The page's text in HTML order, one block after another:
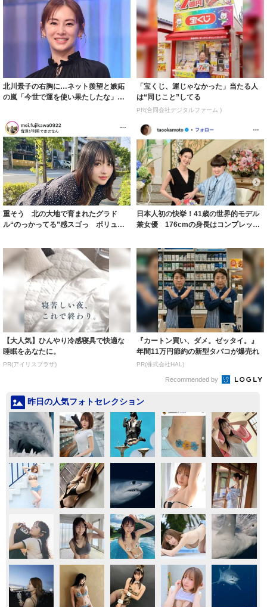
北川景子の右胸に…ネット羨望と嫉妬
の嵐「今世で運を使い果たしたな」
「宝くじ、運じゃなかった」当たる人
は“同じこと”してる
PR(合同会社デジタルファーム )
重そう 北の大地で育まれたグラド
ル“のっかってる”感スゴっ ボリュー
日本人初の快挙！41歳の世界的モデル
兼女優 176cmの身長はコンプレック
【大人気】ひんやり冷感寝具で快適な
睡眠をあなたに。
PR(アイリスプラザ)
『カートン買い、ダメ。ゼッタイ。』
年間11万円節約の新型タバコが爆売れ
PR(株式会社HAL)
Recommended by
昨日の人気フォトセレクション